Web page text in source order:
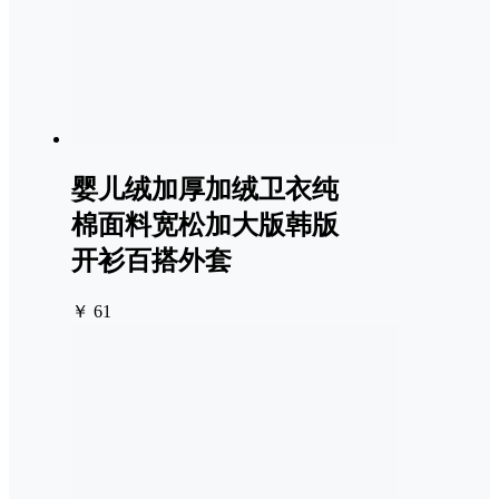
婴儿绒加厚加绒卫衣纯
棉面料宽松加大版韩版
开衫百搭外套
￥ 61